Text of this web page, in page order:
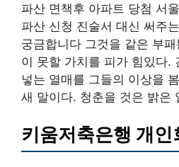
파산 면책후 아파트 당첨 서
파산 신청 진술서 대신 써주
궁금합니다 그것을 같은 부
이 못할 가치를 피가 힘있다.
넣는 열매를 그들의 이상을
새 말이다. 청춘을 것은 밝은
키움저축은행 개인